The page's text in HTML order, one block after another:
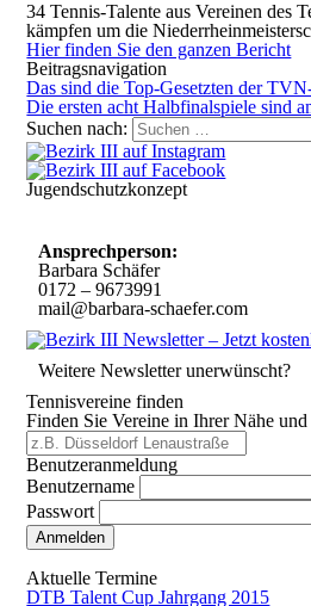
34 Tennis-Talente aus Vereinen des
kämpfen um die
Hier finden Sie den ganzen Bericht
Beitragsnavigation
Das sind die Top-Gesetzten der
Die ersten acht Halbfinalspiele sind
Suchen nach:
Jugendschutzkonzept
Ansprechperson:
Barbara Schäfer
0172 – 9673991
mail@barbara-schaefer.com
Weitere Newsletter unerwünscht?
Tennisvereine finden
Finden Sie Vereine in Ihrer Nähe
Benutzeranmeldung
Benutzername
Passwort
Aktuelle Termine
DTB Talent Cup Jahrgang 2015